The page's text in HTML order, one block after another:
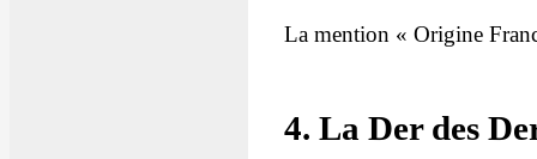
La mention « Origine
4. La Der des